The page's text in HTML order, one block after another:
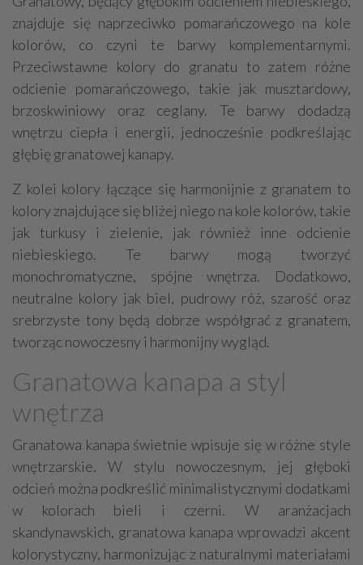
znajduje się naprzeciwko pomarańczowego na kole
kolorów, co czyni te barwy komplementarnymi.
Przeciwstawne kolory do granatu to zatem różne
odcienie pomarańczowego, takie jak musztardowy,
brzoskwiniowy oraz ceglany. Te barwy dodadzą
wnętrzu ciepła i energii, jednocześnie podkreślając
głębię granatowej kanapy.
Z kolei kolory łączące się harmonijnie z granatem to
kolory znajdujące się bliżej niego na kole kolorów, takie
jak turkusy i zielenie, jak również inne odcienie
niebieskiego. Te barwy mogą tworzyć
monochromatyczne, spójne wnętrza. Dodatkowo,
neutralne kolory jak biel, pudrowy róż, szarość oraz
srebrzyste tony będą dobrze współgrać z granatem,
tworząc nowoczesny i harmonijny wygląd.
Granatowa kanapa a styl
wnętrza
Granatowa kanapa świetnie wpisuje się w różne style
wnętrzarskie. W stylu nowoczesnym, jej głęboki
odcień można podkreślić minimalistycznymi dodatkami
w kolorach bieli i czerni. W aranżacjach
skandynawskich, granatowa kanapa wprowadzi akcent
kolorystyczny, harmonizując z naturalnymi materiałami